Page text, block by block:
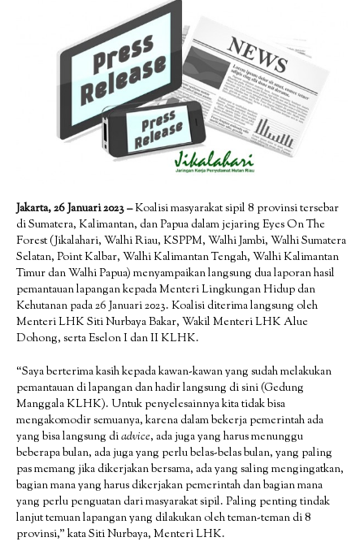
Jakarta, 26 Januari 2023 –Koalisi masyarakat sipil 8 provinsi tersebar
di Sumatera, Kalimantan, dan Papua dalam jejaring Eyes On The
Forest (Jikalahari, Walhi Riau, KSPPM, Walhi Jambi, Walhi Sumatera
Selatan, Point Kalbar, Walhi Kalimantan Tengah, Walhi Kalimantan
Timur dan Walhi Papua) menyampaikan langsung dua laporan hasil
pemantauan lapangan kepada Menteri Lingkungan Hidup dan
Kehutanan pada 26 Januari 2023. Koalisi diterima langsung oleh
Menteri LHK Siti Nurbaya Bakar, Wakil Menteri LHK Alue
Dohong, serta Eselon I dan II KLHK.
“Saya berterima kasih kepada kawan-kawan yang sudah melakukan
pemantauan di lapangan dan hadir langsung di sini (Gedung
Manggala KLHK). Untuk penyelesainnya kita tidak bisa
mengakomodir semuanya, karena dalam bekerja pemerintah ada
yang bisa langsung diadvice, ada juga yang harus menunggu
beberapa bulan, ada juga yang perlu belas-belas bulan, yang paling
pas memang jika dikerjakan bersama, ada yang saling mengingatkan,
bagian mana yang harus dikerjakan pemerintah dan bagian mana
yang perlu penguatan dari masyarakat sipil. Paling penting tindak
lanjut temuan lapangan yang dilakukan oleh teman-teman di 8
provinsi,” kata Siti Nurbaya, Menteri LHK.